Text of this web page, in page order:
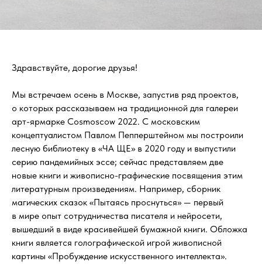
Здравствуйте, дорогие друзья!
Мы встречаем осень в Москве, запустив ряд проектов,
о которых рассказываем на традиционной для галереи
арт-ярмарке Cosmoscow 2022. C московским
концептуалистом Павлом Пепперштейном мы построили
лесную библиотеку в «ЧА ЩЕ» в 2020 году и выпустили
серию пандемийных эссе; сейчас представляем две
новые книги и живописно-графические посвящения этим
литературным произведениям. Например, сборник
магических сказок «Пытаясь проснуться» — первый
в мире опыт сотрудничества писателя и нейросети,
вышедший в виде красивейшей бумажной книги. Обложка
книги является голографической игрой живописной
картины «Пробуждение искусственного интеллекта».